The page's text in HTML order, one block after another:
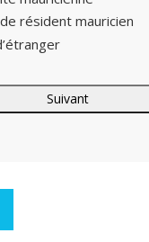
résident mauricien